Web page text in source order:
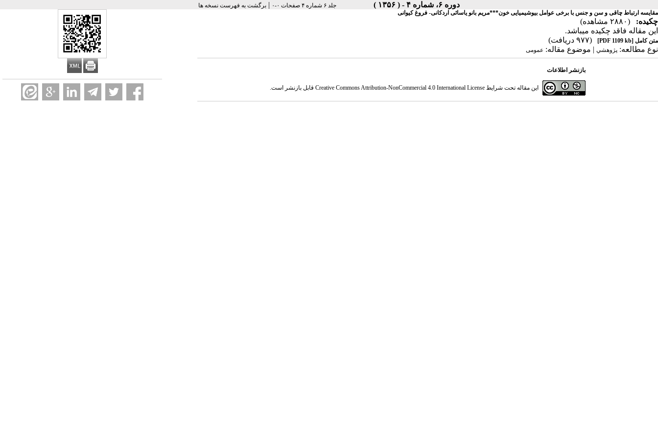
دوره ۶، شماره ۴ - ( ۱۳۵۶ ) جلد ۶ شماره ۴ صفحات ۰-۰ | برگشت به فهرست نسخه ها
مقایسه ارتباط چاقی و سن و جنس با برخی عوامل بیوشیمیایی خون***مریم بانو یاسائی اردکانی- فروغ کیوانی
چکیده:
(۲۸۸۰ مشاهده)
این مقاله فاقد چکیده می​باشد.
متن کامل [PDF 1109 kb]
(۹۷۷ دریافت)
نوع مطالعه: پژوهشي | موضوع مقاله: عمومى
بازنشر اطلاعات
این مقاله تحت شرایط Creative Commons Attribution-NonCommercial 4.0 International Licenseقابل بازنشر است.